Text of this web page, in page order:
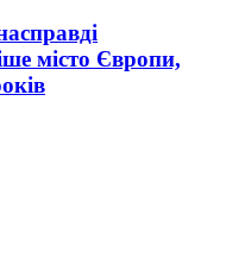
місто Європи,